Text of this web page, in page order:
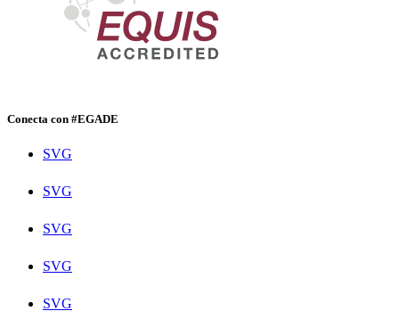
Conecta con #EGADE
SVG
SVG
SVG
SVG
SVG